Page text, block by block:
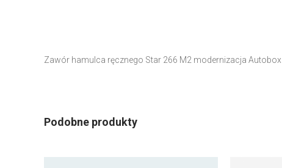
Zawór hamulca ręcznego Star 266 M2 modernizacja Autobox
Podobne produkty